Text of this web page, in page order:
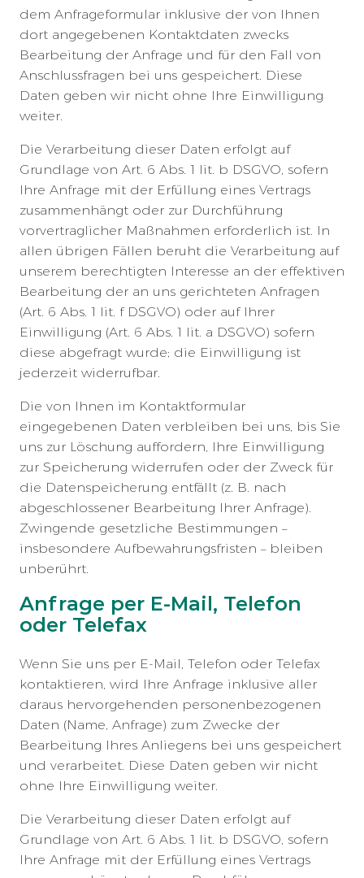
dem Anfrageformular inklusive der von Ihnen
dort angegebenen Kontaktdaten zwecks
Bearbeitung der Anfrage und für den Fall von
Anschlussfragen bei uns gespeichert. Diese
Daten geben wir nicht ohne Ihre Einwilligung
weiter.
Die Verarbeitung dieser Daten erfolgt auf
Grundlage von Art. 6 Abs. 1 lit. b DSGVO, sofern
Ihre Anfrage mit der Erfüllung eines Vertrags
zusammenhängt oder zur Durchführung
vorvertraglicher Maßnahmen erforderlich ist. In
allen übrigen Fällen beruht die Verarbeitung auf
unserem berechtigten Interesse an der effektiven
Bearbeitung der an uns gerichteten Anfragen
(Art. 6 Abs. 1 lit. f DSGVO) oder auf Ihrer
Einwilligung (Art. 6 Abs. 1 lit. a DSGVO) sofern
diese abgefragt wurde; die Einwilligung ist
jederzeit widerrufbar.
Die von Ihnen im Kontaktformular
eingegebenen Daten verbleiben bei uns, bis Sie
uns zur Löschung auffordern, Ihre Einwilligung
zur Speicherung widerrufen oder der Zweck für
die Datenspeicherung entfällt (z. B. nach
abgeschlossener Bearbeitung Ihrer Anfrage).
Zwingende gesetzliche Bestimmungen –
insbesondere Aufbewahrungsfristen – bleiben
unberührt.
Anfrage per E-Mail, Telefon
oder Telefax
Wenn Sie uns per E-Mail, Telefon oder Telefax
kontaktieren, wird Ihre Anfrage inklusive aller
daraus hervorgehenden personenbezogenen
Daten (Name, Anfrage) zum Zwecke der
Bearbeitung Ihres Anliegens bei uns gespeichert
und verarbeitet. Diese Daten geben wir nicht
ohne Ihre Einwilligung weiter.
Die Verarbeitung dieser Daten erfolgt auf
Grundlage von Art. 6 Abs. 1 lit. b DSGVO, sofern
Ihre Anfrage mit der Erfüllung eines Vertrags